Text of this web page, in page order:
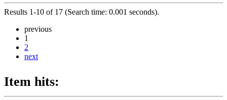
Results 1-10 of 17 (Search time: 0.001 seconds).
previous
1
2
next
Item hits: